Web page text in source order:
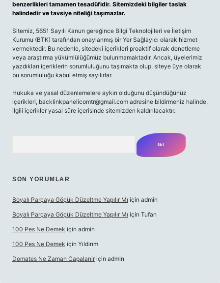
benzerlikleri tamamen tesadüfidir. Sitemizdeki bilgiler taslak
halindedir ve tavsiye niteliği taşımazlar.
Sitemiz, 5651 Sayılı Kanun gereğince Bilgi Teknolojileri ve İletişim
Kurumu (BTK) tarafından onaylanmış bir Yer Sağlayıcı olarak hizmet
vermektedir. Bu nedenle, sitedeki içerikleri proaktif olarak denetleme
veya araştırma yükümlülüğümüz bulunmamaktadır. Ancak, üyelerimiz
yazdıkları içeriklerin sorumluluğunu taşımakta olup, siteye üye olarak
bu sorumluluğu kabul etmiş sayılırlar.
Hukuka ve yasal düzenlemelere aykırı olduğunu düşündüğünüz
içerikleri, backlinkpanelicomtr@gmail.com adresine bildirmeniz halinde,
ilgili içerikler yasal süre içerisinde sitemizden kaldırılacaktır.
SON YORUMLAR
Boyalı Parçaya Göçük Düzeltme Yapılır Mı için admin
Boyalı Parçaya Göçük Düzeltme Yapılır Mı için Tufan
100 Pes Ne Demek için admin
100 Pes Ne Demek için Yıldırım
Domates Ne Zaman Capalanir için admin